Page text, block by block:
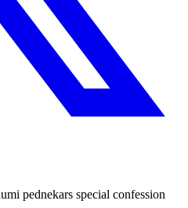
pednekars special confession